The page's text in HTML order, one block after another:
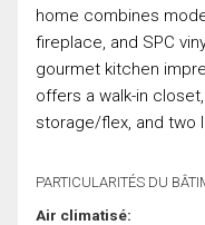
home combines
fireplace, and SPC
gourmet kitchen
offers a walk-in
storage/flex, and two
PARTICULARITÉS DU
Air climatisé: